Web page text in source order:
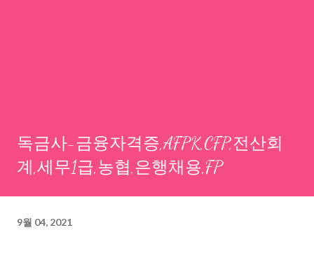
독금사-금융자격증,AFPK,CFP,전산회
계,세무1급,농협,은행채용,FP
9월 04, 2021